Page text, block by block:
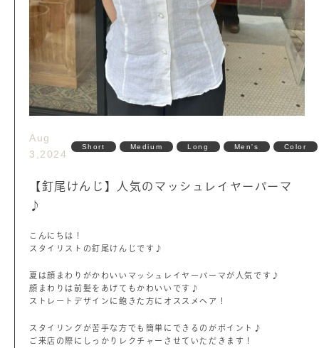
Aug
3,2024
Short Medium Long Men's Color
【釘尾けんじ】人気のマッシュレイヤーパーマ
♪
こんにちは！
スタイリストの釘尾けんじです♪
夏は顔まわりがかわいいマッシュレイヤーパーマが人気です♪
顔まわりは前髪をあげてもかわいいです♪
ストレートデザインに飽きた方にオススメヘア！
スタイリングが苦手な方でも簡単にできるのがポイント♪
ご来店の際にしっかりレクチャーさせていただきます！